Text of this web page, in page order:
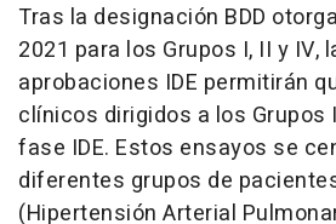
Tras la designación BDD
2021 para los Grupos I, II y IV,
aprobaciones IDE permitirán
clínicos dirigidos a los Grupos
fase IDE. Estos ensayos se
diferentes grupos de
(Hipertensión Arterial